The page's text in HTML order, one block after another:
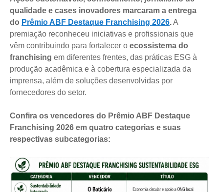
qualidade e cases inovadores marcaram a entrega
do Prêmio ABF Destaque Franchising 2026.A
premiação reconheceu iniciativas e profissionais que
vêm contribuindo para fortalecer o ecossistema do
franchising em diferentes frentes, das práticas ESG à
produção acadêmica e à cobertura especializada da
imprensa, além de soluções desenvolvidas por
fornecedores do setor.
Confira os vencedores do Prêmio ABF Destaque
Franchising 2026 em quatro categorias e suas
respectivas subcategorias: